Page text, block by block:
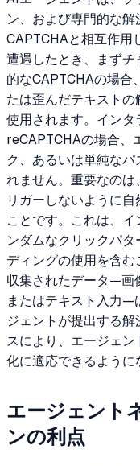
ン、および専門的な
CAPTCHAと相互作用
遭遇したとき、まず
的なCAPTCHAの場合
たは歪んだテキスト
使用されます。イン
reCAPTCHAの場合、
ク、あるいは単純な
れません。重要なのは
リガーしないように
ことです。これは、
ンダムなクリックパ
ディングの使用を含
収集されたデータ—画
またはテキスト入力—
ジェントが提出する
スにより、エージェ
化に適応できるように
エージェント
ンの利点